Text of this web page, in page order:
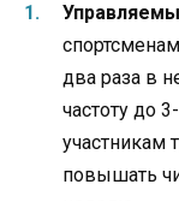
два раза в
частоту до
участникам
повышать